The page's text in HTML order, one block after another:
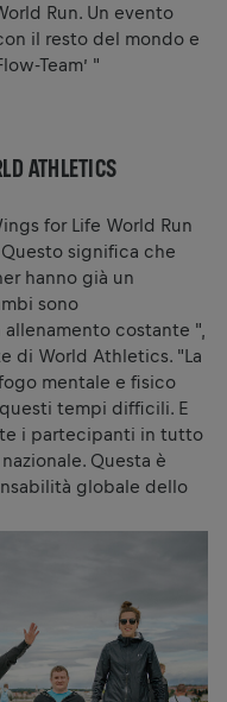
Run. Un evento
il resto del mondo e
Team’ "
ATHLETICS
for Life World Run
significa che
hanno già un
sono
costante ",
di World Athletics. "La
mentale e fisico
tempi difficili. E
i partecipanti in tutto
Questa è
globale dello